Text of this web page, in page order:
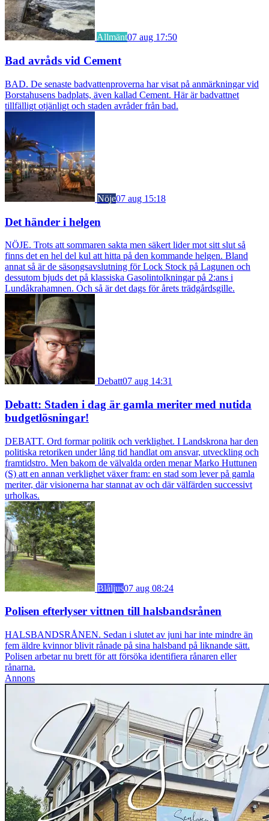
Allmänt07 aug 17:50
Bad avråds vid Cement
BAD. De senaste badvattenproverna har visat på anmärkningar vid
Borstahusens badplats, även kallad Cement. Här är badvattnet
tillfälligt otjänligt och staden avråder från bad.
Nöje07 aug 15:18
Det händer i helgen
NÖJE. Trots att sommaren sakta men säkert lider mot sitt slut så
finns det en hel del kul att hitta på den kommande helgen. Bland
annat så är de säsongsavslutning för Lock Stock på Lagunen och
dessutom bjuds det på klassiska Gasolintolkningar på 2:ans i
Lundåkrahamnen. Och så är det dags för årets trädgårdsgille.
Debatt07 aug 14:31
Debatt: Staden i dag är gamla meriter med nutida
budgetlösningar!
DEBATT. Ord formar politik och verklighet. I Landskrona har den
politiska retoriken under lång tid handlat om ansvar, utveckling och
framtidstro. Men bakom de välvalda orden menar Marko Huttunen
(S) att en annan verklighet växer fram: en stad som lever på gamla
meriter, där visionerna har stannat av och där välfärden successivt
urholkas.
Blåljus07 aug 08:24
Polisen efterlyser vittnen till halsbandsrånen
HALSBANDSRÅNEN. Sedan i slutet av juni har inte mindre än
fem äldre kvinnor blivit rånade på sina halsband på liknande sätt.
Polisen arbetar nu brett för att försöka identifiera rånaren eller
rånarna.
Annons